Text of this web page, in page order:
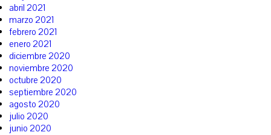
abril 2021
marzo 2021
febrero 2021
enero 2021
diciembre 2020
noviembre 2020
octubre 2020
septiembre 2020
agosto 2020
julio 2020
junio 2020